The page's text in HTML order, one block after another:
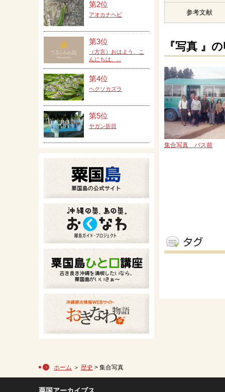
参考文献
『写真 』
集合写真 バス前
第2位
アオカナヘビ
第3位
（方言）おはよう、こ
んにちは、...
第4位
ヘクソカズラ
第5位
ヤガン折目
ホーム ＞ 歴史 > 集合写真